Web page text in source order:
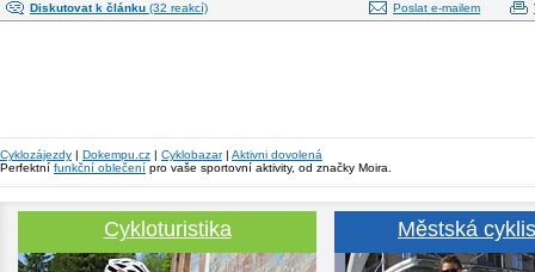
Diskutovat k článku (32 reakcí) Poslat e-mailem
Cyklozájezdy | Dokempu.cz | Cyklobazar| Aktivni dovolená
Perfektní funkční oblečení pro vaše sportovní aktivity, od značky Moira.
Cykloturistika Městská